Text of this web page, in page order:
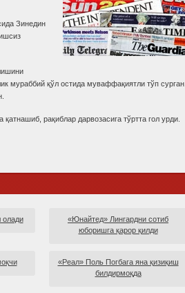
Зинедин
мураббий қўл остида муваффақиятли тўп сурган.
рақиблар дарвозасига тўртта гол урди.
олади
«Юнайтед» Лингардни сотиб
юборишга қарор қилди
«Реал» Поль Погбага яна қизиқиш
билдирмоқда